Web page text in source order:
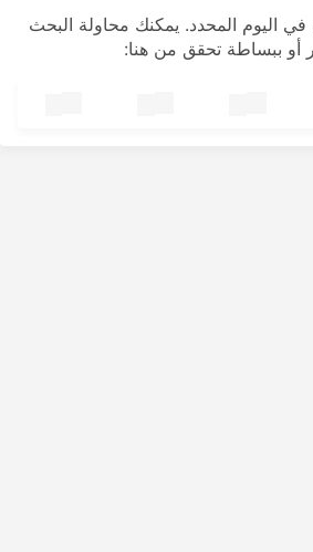
اليوم المحدد. يمكنك محاولة البحث
أو ببساطة تحقق من هنا: